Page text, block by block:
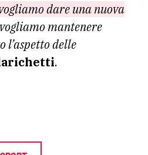
dare una nuova
mantenere
l’aspetto delle
.